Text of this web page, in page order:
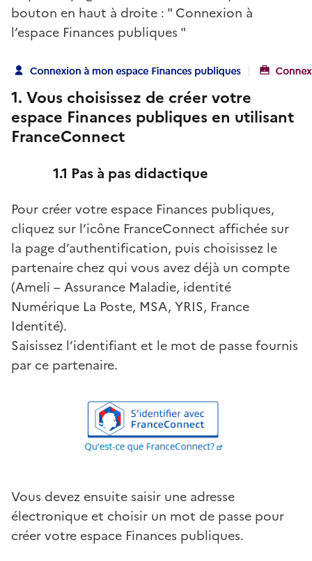
bouton en haut à droite : " Connexion à
l’espace Finances publiques "
1. Vous choisissez de créer votre
espace Finances publiques en utilisant
FranceConnect
1.1 Pas à pas didactique
Pour créer votre espace Finances publiques,
cliquez sur l’icône FranceConnect affichée sur
la page d’authentification, puis choisissez le
partenaire chez qui vous avez déjà un compte
(Ameli – Assurance Maladie, identité
Numérique La Poste, MSA, YRIS, France
Identité).
Saisissez l’identifiant et le mot de passe fournis
par ce partenaire.
Vous devez ensuite saisir une adresse
électronique et choisir un mot de passe pour
créer votre espace Finances publiques.